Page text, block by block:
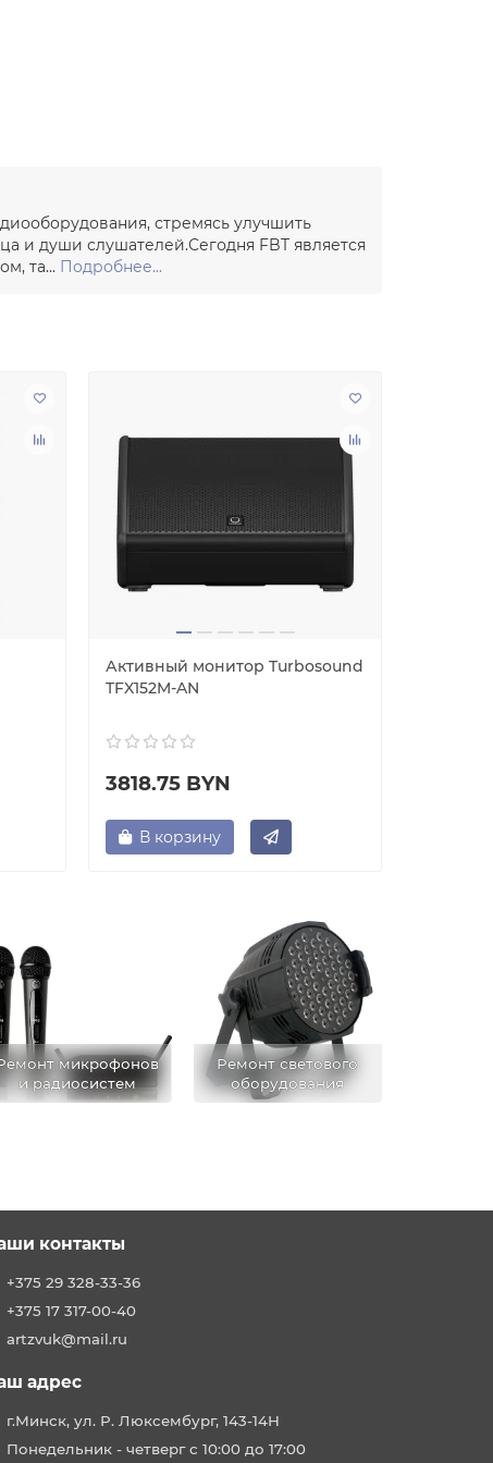
стремясь улучшить
и души слушателей.Сегодня FBT является
та... Подробнее...
Активный монитор Turbosound
TFX152M-AN
3818.75 BYN
В корзину
микрофонов
и радиосистем
Ремонт светового
оборудования
контакты
+375 29 328-33-36
+375 17 317-00-40
artzvuk@mail.ru
адрес
г.Минск, ул. Р. Люксембург, 143-14Н
Понедельник - четверг с 10:00 до 17:00